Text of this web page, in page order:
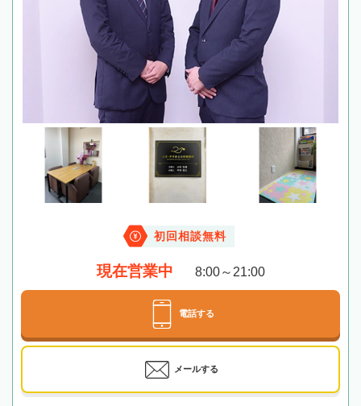
初回相談無料
現在営業中 8:00～21:00
電話する
メールする